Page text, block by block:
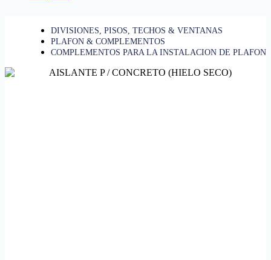
DIVISIONES, PISOS, TECHOS & VENTANAS
PLAFON & COMPLEMENTOS
COMPLEMENTOS PARA LA INSTALACION DE PLAFON